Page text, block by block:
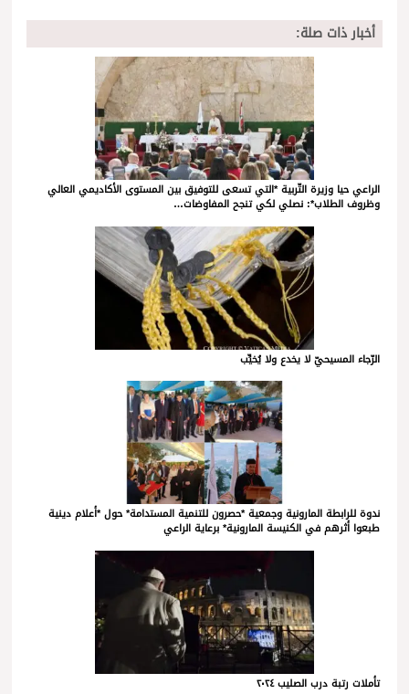
أخبار ذات صلة:
الراعي حيا وزيرة التّربية *التي تسعى للتوفيق بين المستوى الأكاديمي العالي
وظروف الطلاب*: نصلي لكي تنجح المفاوضات…
الرّجاء المسيحيّ لا يخدع ولا يُخيِّب
ندوة للرابطة المارونية وجمعية *حصرون للتنمية المستدامة* حول *أعلام دينية
طبعوا أثرهم في الكنيسة المارونية* برعاية الراعي
تأملات رتبة درب الصليب ٢٠٢٤